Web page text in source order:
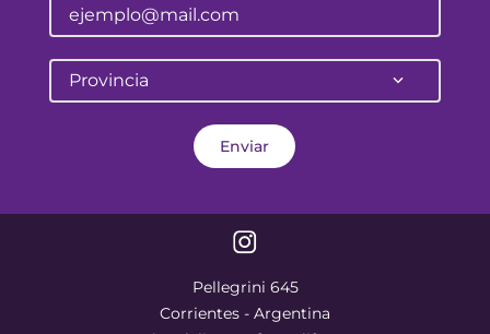
Provincia
Enviar
Pellegrini 645
Corrientes - Argentina